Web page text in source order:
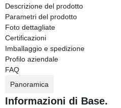
Descrizione del prodotto
Parametri del prodotto
Foto dettagliate
Certificazioni
Imballaggio e spedizione
Profilo aziendale
FAQ
Panoramica
Informazioni di Base.